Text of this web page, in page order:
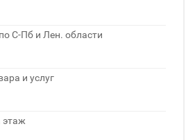
С-Пб и Лен. области
и услуг
этаж